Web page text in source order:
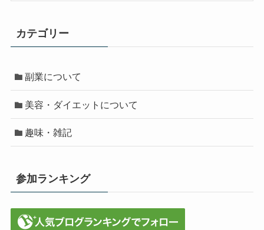
カテゴリー
副業について
美容・ダイエットについて
趣味・雑記
参加ランキング